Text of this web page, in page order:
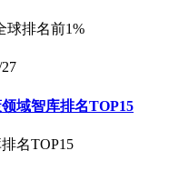
球排名前1%
域智库排名TOP15
名TOP15